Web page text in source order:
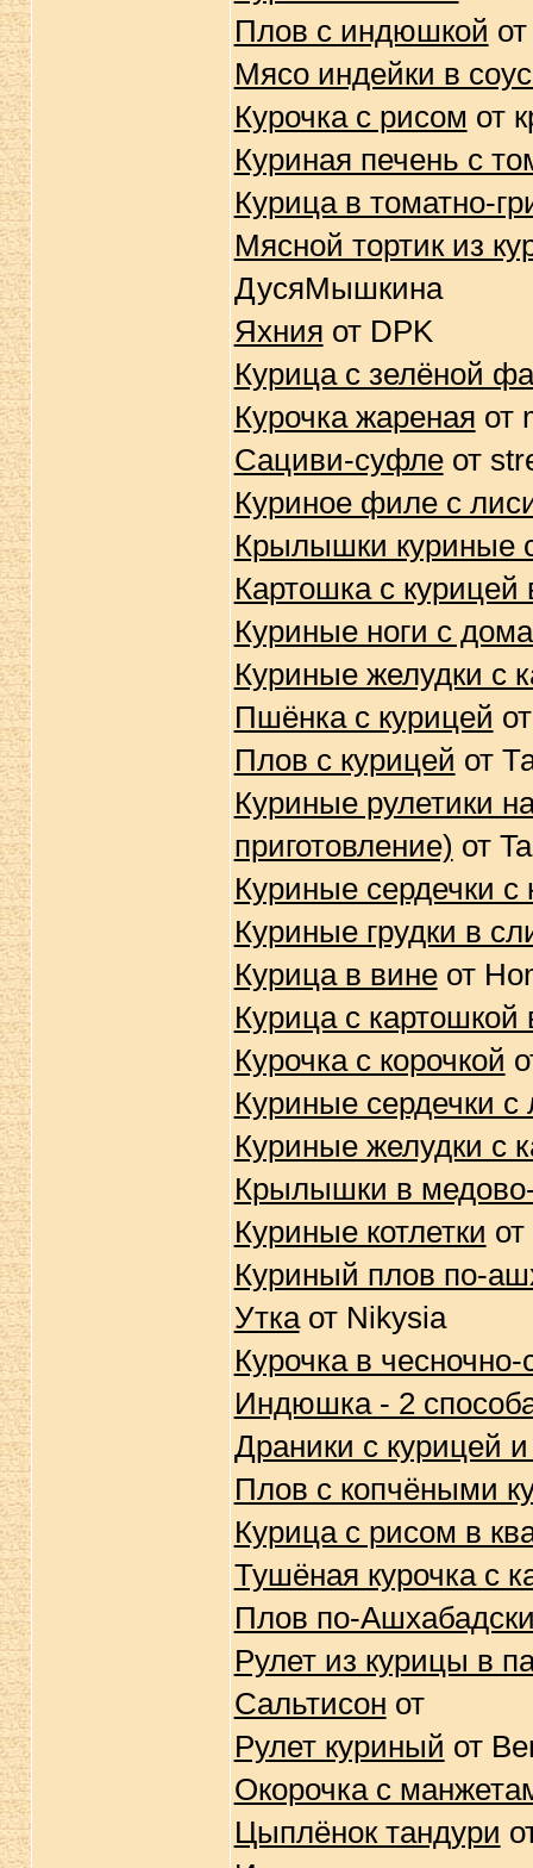
Плов с индюшкой
Мясо индейки в
Курочка с рисом от
Куриная печень с
Курица в томатно-
Мясной тортик из
ДусяМышкина
Яхния от DPK
Курица с зелёной
Курочка жареная от
Сациви-суфлеот
Куриное филе с
Крылышки куриные
Картошка с курицей
Куриные ноги с
Куриные желудки с
Пшёнка с курицей
Плов с курицей от
Куриные рулетики
приготовление) от
Куриные сердечки с
Куриные грудки в
Курица в винеот
Курица с картошкой
Курочка с корочкой
Куриные сердечки с
Куриные желудки с
Крылышки в
Куриные котлетки
Куриный плов по-
Уткаот Nikysia
Курочка в
Индюшка - 2
Драники с курицей
Плов с копчёными
Курица с рисом в
Тушёная курочка с
Плов по-
Рулет из курицы в
Сальтисон от
Рулет куриный от
Окорочка с
Цыплёнок тандури